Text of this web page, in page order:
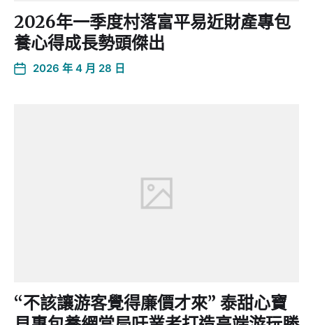
2026年一季度村落富平易近財產專包
養心得成長勢頭傑出
2026 年 4 月 28 日
“不該讓游客覺得廉價才來” 泰甜心寶